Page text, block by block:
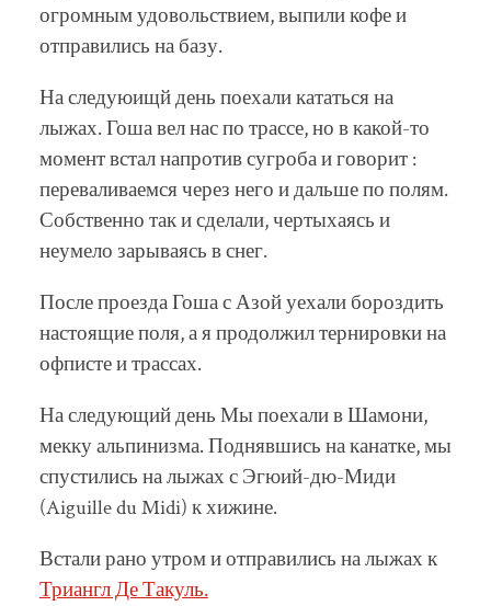
огромным удовольствием, выпили кофе и
отправились на базу.
На следуюищй день поехали кататься на
лыжах. Гоша вел нас по трассе, но в какой-то
момент встал напротив сугроба и говорит :
переваливаемся через него и дальше по полям.
Собственно так и сделали, чертыхаясь и
неумело зарываясь в снег.
После проезда Гоша с Азой уехали бороздить
настоящие поля, а я продолжил тернировки на
офписте и трассах.
На следующий день Мы поехали в Шамони,
мекку альпинизма. Поднявшись на канатке, мы
спустились на лыжах с Эгюий-дю-Миди
(Aiguille du Midi) к хижине.
Встали рано утром и отправились на лыжах к
Триангл Де Такуль.